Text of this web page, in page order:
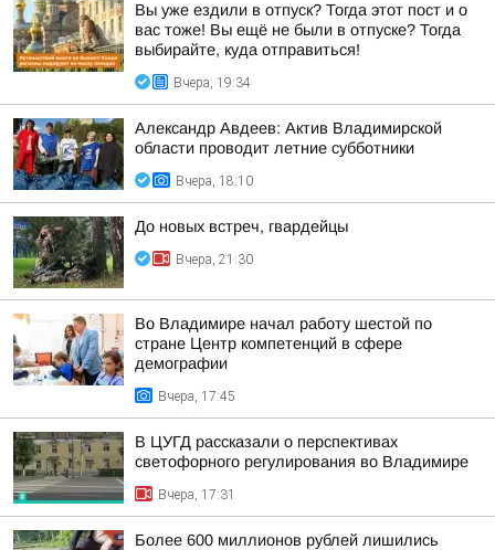
Вы уже ездили в отпуск? Тогда этот пост и о
вас тоже! Вы ещё не были в отпуске? Тогда
выбирайте, куда отправиться!
Вчера, 19:34
Александр Авдеев: Актив Владимирской
области проводит летние субботники
Вчера, 18:10
До новых встреч, гвардейцы
Вчера, 21:30
Во Владимире начал работу шестой по
стране Центр компетенций в сфере
демографии
Вчера, 17:45
В ЦУГД рассказали о перспективах
светофорного регулирования во Владимире
Вчера, 17:31
Более 600 миллионов рублей лишились